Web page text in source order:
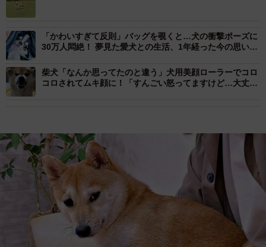
「かわいすぎて反則」バッグを覗くと…犬の衝撃ポーズに
30万人悶絶！ 夢見た愛犬との生活、1年経った今の思いと
柴犬「なんか思ってたのと違う」犬用美顔ローラーでコロ
コロされてムキ顔に！「すんごい怒ってますけど…大丈